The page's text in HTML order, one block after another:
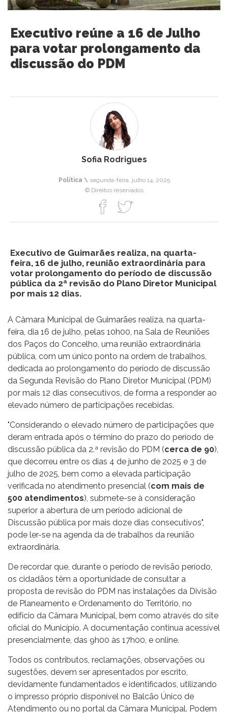
Executivo reúne a 16 de Julho
para votar prolongamento da
discussão do PDM
Sofia Rodrigues
Política \ segunda-feira, julho 14, 2025
© Direitos reservados
Executivo de Guimarães realiza, na quarta-
feira, 16 de julho, reunião extraordinária para
votar prolongamento do período de discussão
pública da 2ª revisão do Plano Diretor Municipal
por mais 12 dias.
A Câmara Municipal de Guimarães realiza, na quarta-
feira, dia 16 de julho, pelas 10h00, na Sala de Reuniões
dos Paços do Concelho, uma reunião extraordinária
pública, com um único ponto na ordem de trabalhos,
dedicada ao prolongamento do período de discussão
da Segunda Revisão do Plano Diretor Municipal (PDM)
por mais 12 dias consecutivos, de forma a responder ao
elevado número de participações recebidas.
"Considerando o elevado número de participações que
deram entrada após o término do prazo do período de
discussão pública da 2.ª revisão do PDM (cerca de 90),
que decorreu entre os dias 4 de junho de 2025 e 3 de
julho de 2025, bem como a elevada participação
verificada no atendimento presencial (com mais de
500 atendimentos), submete-se à consideração
superior a abertura de um período adicional de
Discussão pública por mais doze dias consecutivos",
pode ler-se na agenda da de trabalhos da reunião
extraordinária.
De recordar que, durante o período de revisão período,
os cidadãos têm a oportunidade de consultar a
proposta de revisão do PDM nas instalações da Divisão
de Planeamento e Ordenamento do Território, no
edifício da Câmara Municipal, bem como através do site
oficial do Município. A documentação continua acessível
presencialmente, das 9h00 às 17h00, e online.
Todos os contributos, reclamações, observações ou
sugestões, devem ser apresentados por escrito,
devidamente fundamentados e identificados, utilizando
o impresso próprio disponível no Balcão Único de
Atendimento ou no portal da Câmara Municipal. Podem